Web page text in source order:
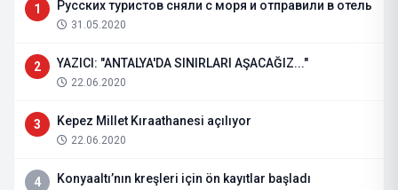
1 Русских туристов сняли с моря и отправили в отель
31.05.2020
2 YAZICI: "ANTALYA'DA SINIRLARI AŞACAĞIZ..."
22.06.2020
3 Kepez Millet Kıraathanesi açılıyor
22.06.2020
4 Konyaaltı’nın kreşleri için ön kayıtlar başladı